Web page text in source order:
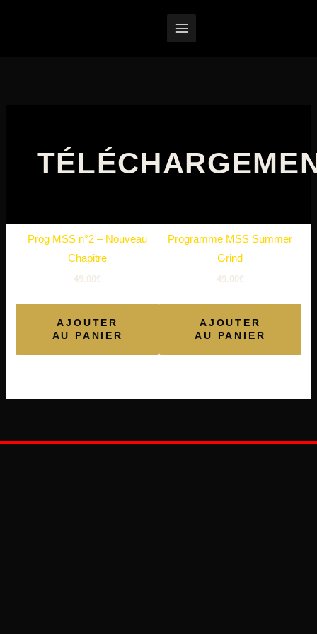
Prog MSS n°2 – Nouveau
Chapitre
49.00€
AJOUTER
AU PANIER
Programme MSS Summer
Grind
49.00€
AJOUTER
AU PANIER